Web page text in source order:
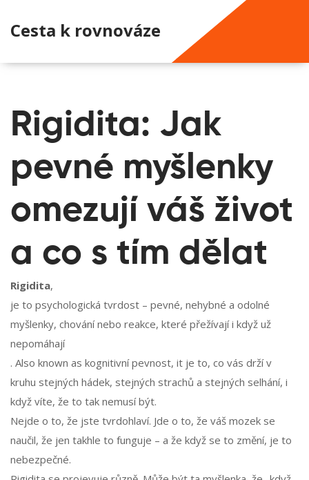
Cesta k rovnováze
Rigidita: Jak
pevné myšlenky
omezují váš život
a co s tím dělat
Rigidita,
je to psychologická tvrdost – pevné, nehybné a odolné
myšlenky, chování nebo reakce, které přežívají i když už
nepomáhají
. Also known as kognitivní pevnost, it je to, co vás drží v
kruhu stejných hádek, stejných strachů a stejných selhání, i
když víte, že to tak nemusí být.
Nejde o to, že jste tvrdohlaví. Jde o to, že váš mozek se
naučil, že jen takhle to funguje – a že když se to změní, je to
nebezpečné.